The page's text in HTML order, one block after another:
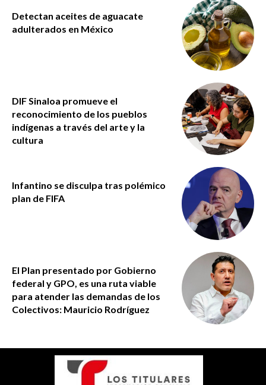
Detectan aceites de aguacate
adulterados en México
DIF Sinaloa promueve el
reconocimiento de los pueblos
indígenas a través del arte y la
cultura
Infantino se disculpa tras polémico
plan de FIFA
El Plan presentado por Gobierno
federal y GPO, es una ruta viable
para atender las demandas de los
Colectivos: Mauricio Rodríguez